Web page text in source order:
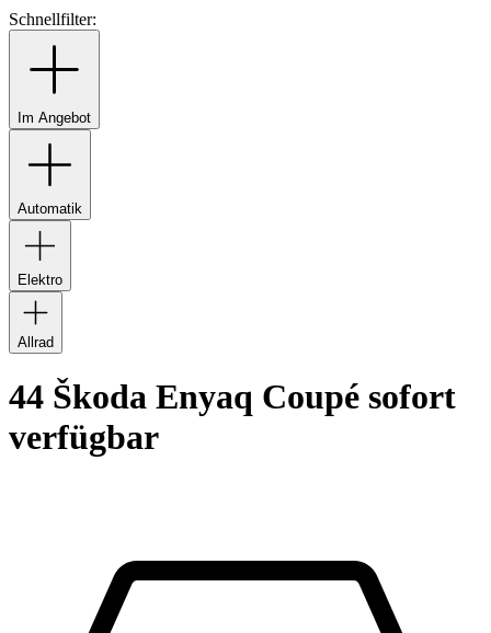
Schnellfilter:
Im Angebot
Automatik
Elektro
Allrad
44 Škoda Enyaq Coupé sofort
verfügbar